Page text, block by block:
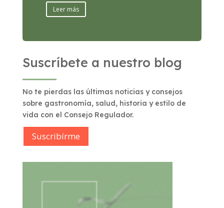
Leer más
Suscríbete a nuestro blog
No te pierdas las últimas noticias y consejos
sobre gastronomía, salud, historia y estilo de
vida con el Consejo Regulador.
Suscribírme